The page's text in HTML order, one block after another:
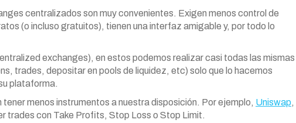
centralizados son muy convenientes. Exigen menos control de
(o incluso gratuitos), tienen una interfaz amigable y, por todo lo
exchanges), en estos podemos realizar casi todas las mismas
trades, depositar en pools de liquidez, etc) solo que lo hacemos
plataforma.
menos instrumentos a nuestra disposición. Por ejemplo, Uniswap,
trades con Take Profits, Stop Loss o Stop Limit.